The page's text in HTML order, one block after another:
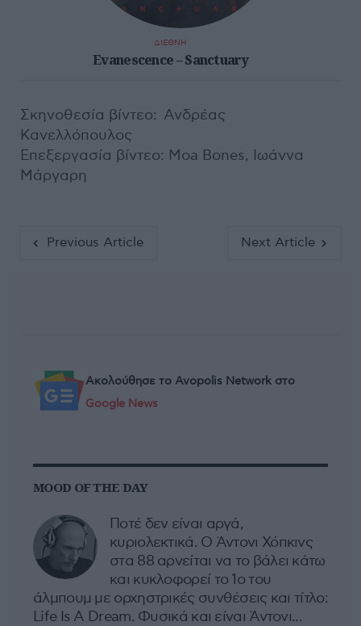
ΔΙΕΘΝΗ
Evanescence – Sanctuary
Σκηνοθεσία βίντεο: Ανδρέας
Κανελλόπουλος
Επεξεργασία βίντεο: Moa Bones, Ιωάννα
Μάργαρη
Previous Article Next Article
Ακολούθησε το Avopolis Network στο
Google News
MOOD OF THE DAY
Ποτέ δεν είναι αργά,
κυριολεκτικά. Ο Άντονι Χόπκινς
στα 88 αρνείται να το βάλει κάτω
και κυκλοφορεί το 1ο του
άλμπουμ με ορχηστρικές συνθέσεις και τίτλο:
Life Is A Dream. Φυσικά και είναι Άντονι...